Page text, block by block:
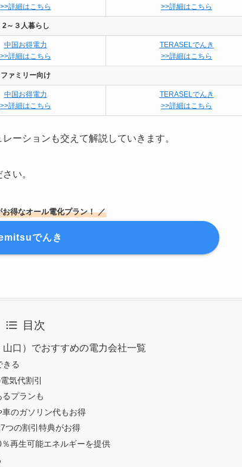
>>詳細はこちら
>>詳細はこちら
2～３人暮らし
中国お得電力
>>詳細はこちら
TERASELでんき
>>詳細はこちら
ファミリー向け
中国お得電力
>>詳細はこちら
TERASELでんき
>>詳細はこちら
レーションも交えて解説していきます。
い。
得なオール電化プラン！ ／
でんき
目次
口）でおすすめの電力会社一覧
きる
気代割引
プランも
のガソリン代もお得
つの割引特典がお得
再生可能エネルギーを提供